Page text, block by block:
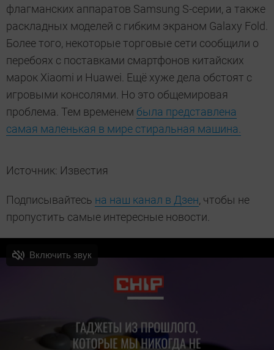
флагманских аппаратов Samsung S-серии, а также
раскладных моделей с гибким экраном Galaxy Fold.
Более того, некоторые торговые сети сообщили о
перебоях с поставками смартфонов китайских
марок Xiaomi и Huawei. Ещё хуже дела обстоят с
игровыми консолями. Но это общемировая
проблема. Тем временем была представлена
самая маленькая в мире стиральная машина.
Источник: Известия
Подписывайтесь на наш канал в Дзен, чтобы не
пропустить самые интересные новости.